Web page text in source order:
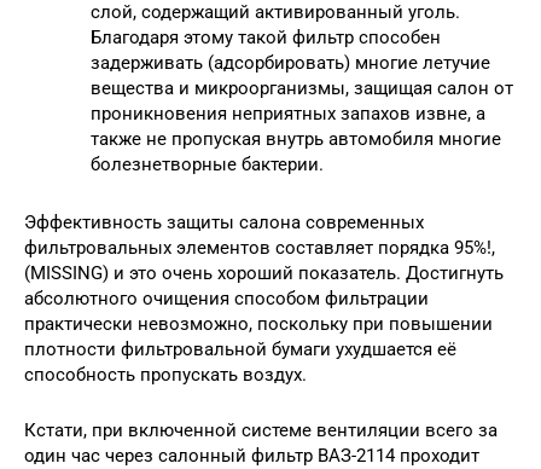
слой, содержащий активированный уголь.
Благодаря этому такой фильтр способен
задерживать (адсорбировать) многие летучие
вещества и микроорганизмы, защищая салон от
проникновения неприятных запахов извне, а
также не пропуская внутрь автомобиля многие
болезнетворные бактерии.
Эффективность защиты салона современных
фильтровальных элементов составляет порядка 95%!,
(MISSING) и это очень хороший показатель. Достигнуть
абсолютного очищения способом фильтрации
практически невозможно, поскольку при повышении
плотности фильтровальной бумаги ухудшается её
способность пропускать воздух.
Кстати, при включенной системе вентиляции всего за
один час через салонный фильтр ВАЗ-2114 проходит